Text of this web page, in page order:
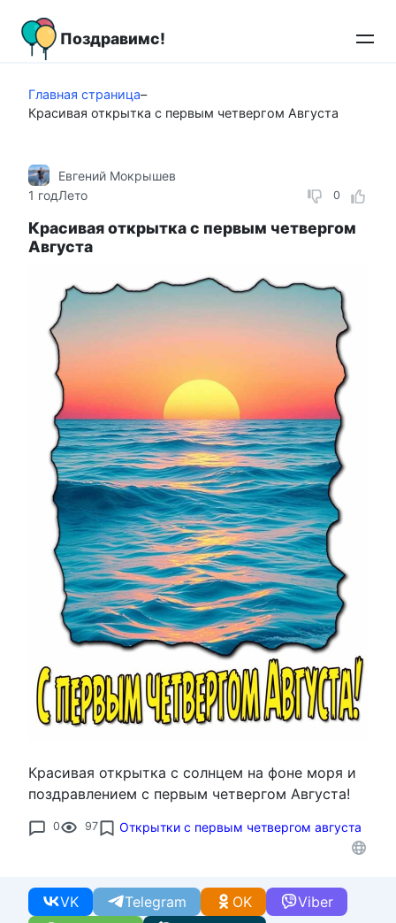
контенту
Поздравимс!
Главная страница–
Красивая открытка с первым четвергом Августа
0
Евгений Мокрышев
1 годЛето
Красивая открытка с первым четвергом
Августа
Красивая открытка с солнцем на фоне моря и
поздравлением с первым четвергом Августа!
0 97 Открытки с первым четвергом августа
VK Telegram Viber
OK